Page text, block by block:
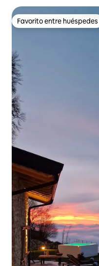
Favorito entre huéspedes
Favorito entre huéspedes